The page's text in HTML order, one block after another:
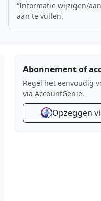
“Informatie wijzigen/
aan te vullen.
Abonnement of
Regel het eenvoudig
via AccountGenie.
Opzeggen